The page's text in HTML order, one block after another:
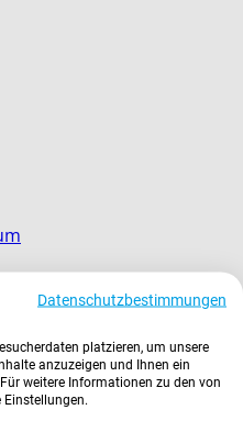
Datenschutzbestimmungen
platzieren, um unsere
anzuzeigen und Ihnen ein
weitere Informationen zu den von
Einstellungen.